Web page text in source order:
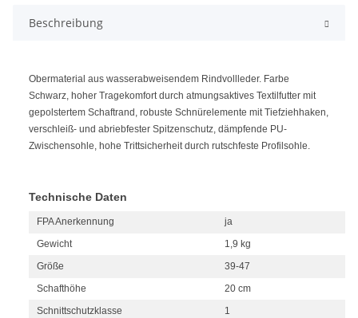
Beschreibung
Obermaterial aus wasserabweisendem Rindvollleder. Farbe
Schwarz, hoher Tragekomfort durch atmungsaktives Textilfutter mit
gepolstertem Schaftrand, robuste Schnürelemente mit Tiefziehhaken,
verschleiß- und abriebfester Spitzenschutz, dämpfende PU-
Zwischensohle, hohe Trittsicherheit durch rutschfeste Profilsohle.
Technische Daten
FPA Anerkennung
ja
Gewicht
1,9 kg
Größe
39-47
Schafthöhe
20 cm
Schnittschutzklasse
1